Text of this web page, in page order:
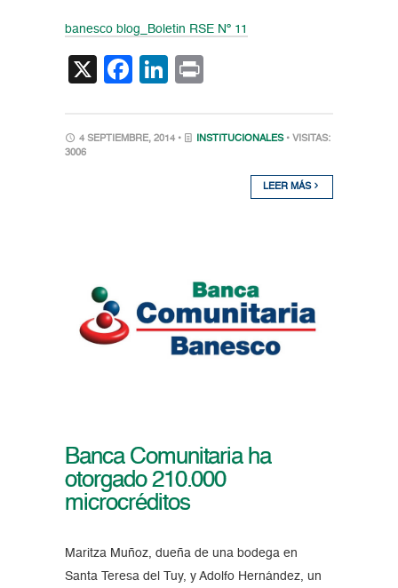
banesco blog_Boletin RSE Nº 11
X Facebook
LinkedIn
4 SEPTIEMBRE, 2014 • INSTITUCIONALES • VISITAS:
3006
LEER MÁS
Banca Comunitaria ha
otorgado 210.000
microcréditos
Maritza Muñoz, dueña de una bodega en
Santa Teresa del Tuy, y Adolfo Hernández, un